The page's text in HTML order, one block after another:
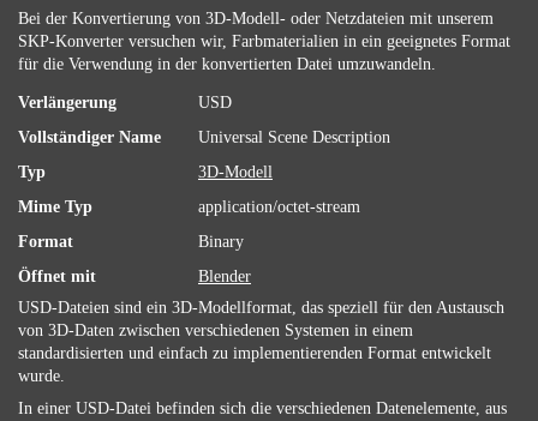
Bei der Konvertierung von 3D-Modell- oder Netzdateien mit unserem
SKP-Konverter versuchen wir, Farbmaterialien in ein geeignetes Format
für die Verwendung in der konvertierten Datei umzuwandeln.
Verlängerung
USD
Vollständiger Name
Universal Scene Description
Typ
3D-Modell
Mime Typ
application/octet-stream
Format
Binary
Öffnet mit
Blender
USD-Dateien sind ein 3D-Modellformat, das speziell für den Austausch
von 3D-Daten zwischen verschiedenen Systemen in einem
standardisierten und einfach zu implementierenden Format entwickelt
wurde.
In einer USD-Datei befinden sich die verschiedenen Datenelemente, aus